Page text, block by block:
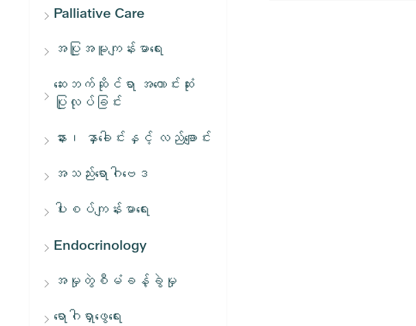
Palliative Care
အပြုအမူကျန်းမာရေး
ဆေးဘက်ဆိုင်ရာ အကောင်းဆုံး
ပြုလုပ်ခြင်း
နား၊ နှာခေါင်းနှင့် လည်ချောင်း
အသည်းရောဂါဗေဒ
ပါးစပ်ကျန်းမာရေး
Endocrinology
အမှုတွဲစီမံခန့်ခွဲမှု
ရောဂါရှာဖွေရေး